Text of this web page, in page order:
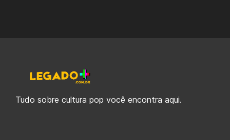
Tudo sobre cultura pop você encontra aqui.